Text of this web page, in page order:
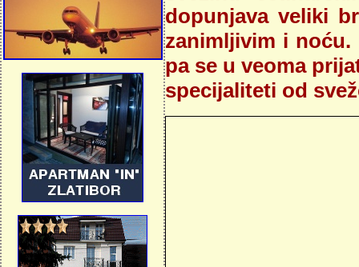
dopunjava veliki
zanimljivim i
pa se u veoma
specijaliteti od